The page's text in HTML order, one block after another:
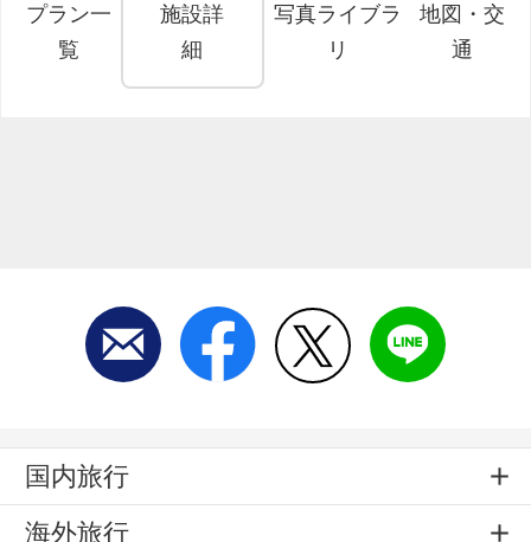
プラン一
覧
施設詳
細
写真ライブラ
リ
地図・交
通
国内旅行
海外旅行